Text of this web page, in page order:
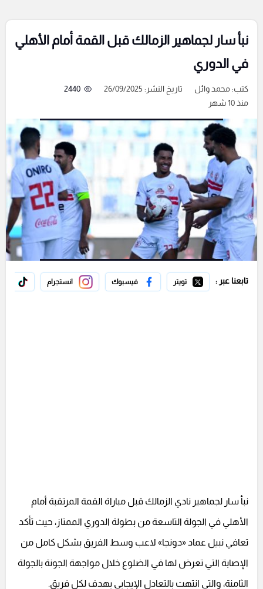
نبأ سار لجماهير الزمالك قبل القمة أمام الأهلي
في الدوري
كتب:محمد وائل تاريخ النشر: 26/09/2025
2440
منذ 10 شهر
تابعنا عبر : تويتر فيسبوك انستجرام
نبأ سار لجماهير نادي الزمالك قبل مباراة القمة المرتقبة أمام
الأهلي في الجولة التاسعة من بطولة الدوري الممتاز، حيث تأكد
تعافي نبيل عماد «دونجا» لاعب وسط الفريق بشكل كامل من
الإصابة التي تعرض لها في الضلوع خلال مواجهة الجونة بالجولة
الثامنة، والتي انتهت بالتعادل الإيجابي بهدف لكل فريق.